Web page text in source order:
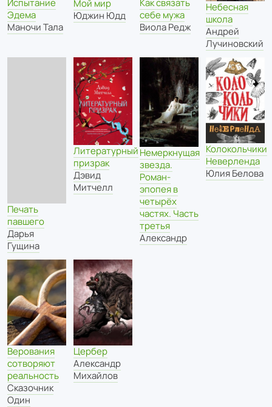
Испытание
Эдема
Маночи Тала
Мой мир
Юджин Юдд
Как связать
себе мужа
Виола Редж
Небесная
школа
Андрей
Лучиновский
Печать
павшего
Дарья
Гущина
Литературный
призрак
Дэвид
Митчелл
Немеркнущая
звезда.
Роман-
эпопея в
четырёх
частях. Часть
третья
Александр
Колокольчики
Неверленда
Юлия Белова
Верования
сотворяют
реальность
Сказочник
Один
Цербер
Александр
Михайлов